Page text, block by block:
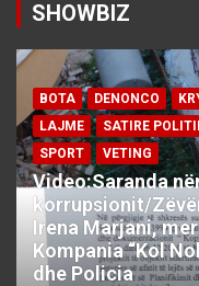
SHOWBIZ
BOTA DENONCO
LAJME
SATIRE
SPORT
VETING
Video:Saranda
korrupsionit/
Irena Marjani,
Kompania “Kol
dhe Policia